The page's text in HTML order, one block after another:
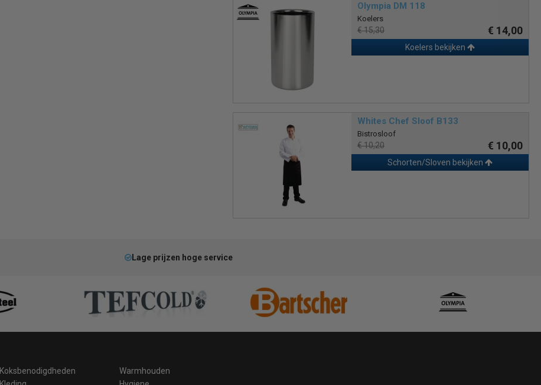
Olympia DM 118
Koelers
€ 15,30 € 14,00
Koelers bekijken
Whites Chef Sloof B133
Bistrosloof
€ 10,20 € 10,00
Schorten/Sloven bekijken
Lage prijzen hoge service
Koksbenodigdheden
Warmhouden